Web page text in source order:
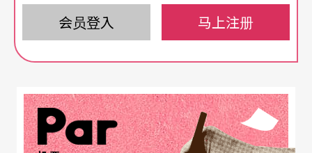
会员登入 马上注册